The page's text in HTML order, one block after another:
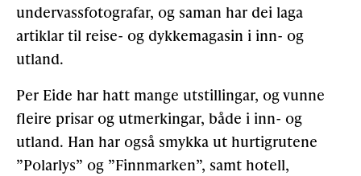
undervassfotografar, og saman har dei laga
artiklar til reise- og dykkemagasin i inn- og
utland.
Per Eide har hatt mange utstillingar, og vunne
fleire prisar og utmerkingar, både i inn- og
utland. Han har også smykka ut hurtigrutene
”Polarlys” og ”Finnmarken”, samt hotell,